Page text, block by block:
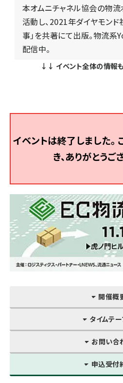
本オムニチャネル協会の物流
活動し、2021年ダイヤモンド
事」を共著にて出版。物流系
配信中。
イベントは終了しました。
き、ありがとうご
開催概
タイムテ
お問い合
申込受付